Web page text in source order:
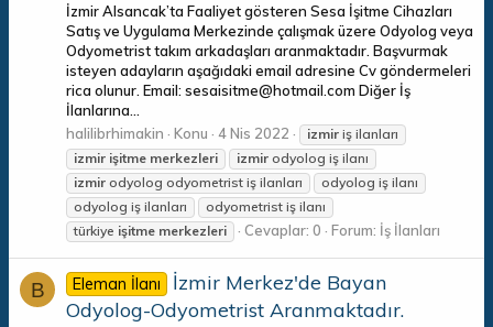
İzmir Alsancak’ta Faaliyet gösteren Sesa İşitme Cihazları
Satış ve Uygulama Merkezinde çalışmak üzere Odyolog veya
Odyometrist takım arkadaşları aranmaktadır. Başvurmak
isteyen adayların aşağıdaki email adresine Cv göndermeleri
rica olunur. Email: sesaisitme@hotmail.com Diğer İş
İlanlarına...
halilibrhimakin
Konu 4 Nis 2022 izmir iş ilanları
izmir işitme merkezleri izmir odyolog iş ilanı
izmir odyolog odyometrist iş ilanları
odyolog iş ilanı
odyolog iş ilanları
odyometrist iş ilanı
türkiye işitme merkezleri Cevaplar: 0 Forum: İş İlanları
B Eleman İlanı
İzmir Merkez'de Bayan
Odyolog-Odyometrist Aranmaktadır.